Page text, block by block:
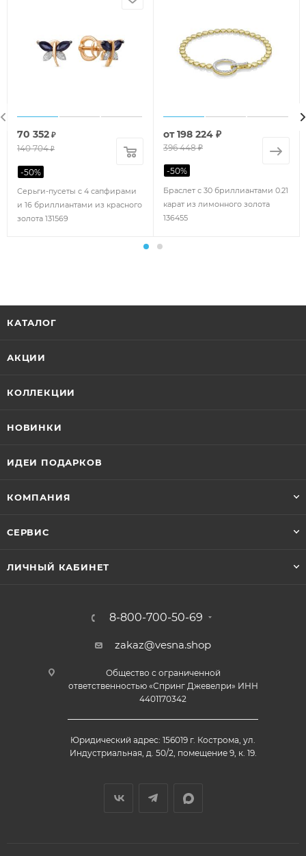
Серьги-пусеты с 4 сапфирами
и 16 бриллиантами из красного
золота 131569
70 352 ₽
140 704₽
-50%
Браслет с 30 бриллиантами 0.21
карат из лимонного золота
136455
от198 224 ₽
396 448 ₽
-50%
КАТАЛОГ
АКЦИИ
КОЛЛЕКЦИИ
НОВИНКИ
ИДЕИ ПОДАРКОВ
КОМПАНИЯ
СЕРВИС
ЛИЧНЫЙ КАБИНЕТ
8-800-700-50-69
zakaz@vesna.shop
Общество с ограниченной
ответственностью «Спринг Джевелри» ИНН
4401170342
Юридический адрес: 156019 г. Кострома, ул.
Индустриальная, д. 50/2, помещение 9, к. 19.